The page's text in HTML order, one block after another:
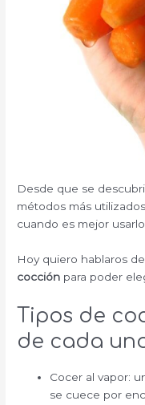
Desde que se
métodos más
cuando es mejor
Hoy quiero hablaros
cocción para poder
Tipos de
de cada
Cocer al vapor:
se cuece por